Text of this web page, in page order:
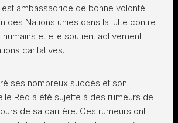
est ambassadrice de bonne volonté
des Nations unies dans la lutte contre
et elle soutient activement
caritatives.
ses nombreux succès et son
Red a été sujette à des rumeurs de
de sa carrière. Ces rumeurs ont